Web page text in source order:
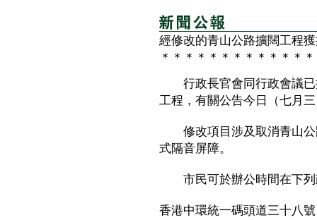
經修改的青山公路擴闊工程
＊＊＊＊＊＊＊＊＊＊＊＊
行政長官會同行政會議已
工程，有關公告今日（七月
修改項目涉及取消青山公
式隔音屏障。
市民可於辦公時間在下列
香港中環統一碼頭道三十八號